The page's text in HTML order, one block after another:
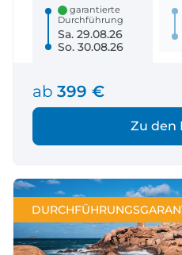
garantierte
Durchführung
Sa. 29.08.26
So. 30.08.26
ab 399 €
Zu den